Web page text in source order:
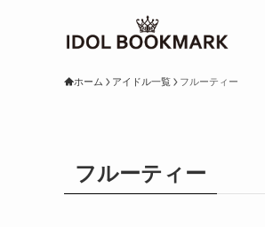
ホーム アイドル一覧 フルーティー
フルーティー